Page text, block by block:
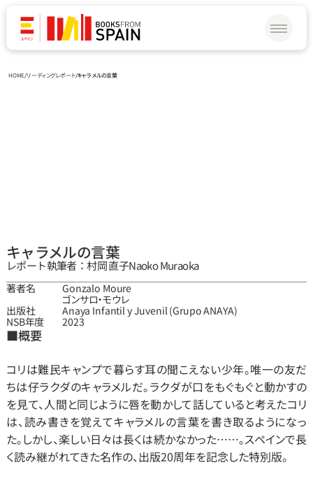
HOME/リーディングレポート/キャラメルの言葉
キャラメルの言葉
レポート執筆者：村岡 直子Naoko Muraoka
著者名
Gonzalo Moure
ゴンサロ‧モウレ
出版社
Anaya Infantil y Juvenil (Grupo ANAYA)
NSB年度
2023
■概要
コリは難民キャンプで暮らす耳の聞こえない少年。唯一の友だ
ちは仔ラクダのキャラメルだ。ラクダが口をもぐもぐと動かすの
を見て、人間と同じように唇を動かして話していると考えたコリ
は、読み書きを覚えてキャラメルの言葉を書き取るようになっ
た。しかし、楽しい日々は長くは続かなかった……。スペインで長
く読み継がれてきた名作の、出版20周年を記念した特別版。